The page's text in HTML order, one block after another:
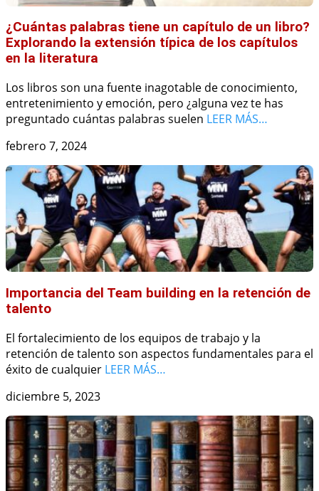
¿Cuántas palabras tiene un capítulo de un libro?
Explorando la extensión típica de los capítulos
en la literatura
Los libros son una fuente inagotable de conocimiento,
entretenimiento y emoción, pero ¿alguna vez te has
preguntado cuántas palabras suelen LEER MÁS…
febrero 7, 2024
Importancia del Team building en la retención de
talento
El fortalecimiento de los equipos de trabajo y la
retención de talento son aspectos fundamentales para el
éxito de cualquier LEER MÁS…
diciembre 5, 2023